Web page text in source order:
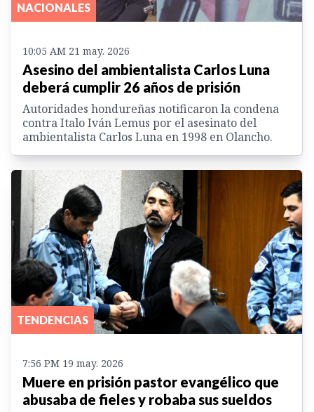
NACIONALES
10:05 AM 21 may. 2026
Asesino del ambientalista Carlos Luna
deberá cumplir 26 años de prisión
Autoridades hondureñas notificaron la condena
contra Italo Iván Lemus por el asesinato del
ambientalista Carlos Luna en 1998 en Olancho.
TENDENCIAS
7:56 PM 19 may. 2026
Muere en prisión pastor evangélico que
abusaba de fieles y robaba sus sueldos